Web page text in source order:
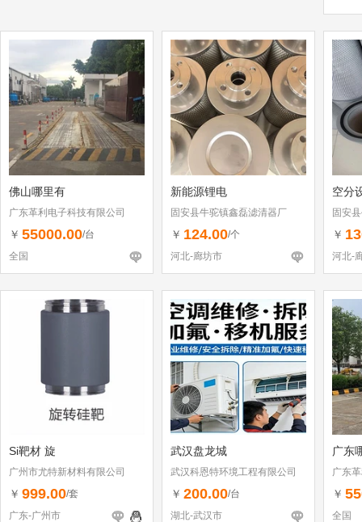
佛山哪里有
广东革利电子科技有限公司
￥ 55000.00/台
全国
新能源锂电
固安县牛驼镇鑫磊滤清器厂
￥ 124.00/个
河北-廊坊市
空分
固安
￥
河北-
Si靶材 旋
广州市尤特新材料有限公司
￥ 999.00/套
广东-广州市
武汉盘龙城
武汉科恩特环境工程有限公司
￥ 200.00/台
湖北-武汉市
广东
广东
￥
全国